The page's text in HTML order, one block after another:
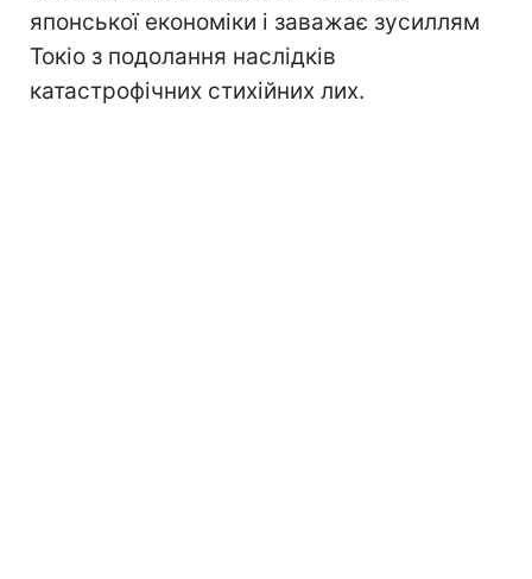
японської економіки і заважає зусиллям
Токіо з подолання наслідків
катастрофічних стихійних лих.